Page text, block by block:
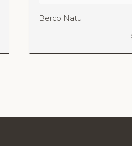
Berço Natu